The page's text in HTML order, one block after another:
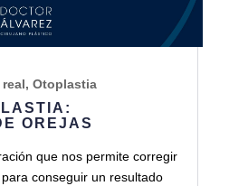
OREJAS
, Otoplastia
que nos permite corregir
conseguir un resultado